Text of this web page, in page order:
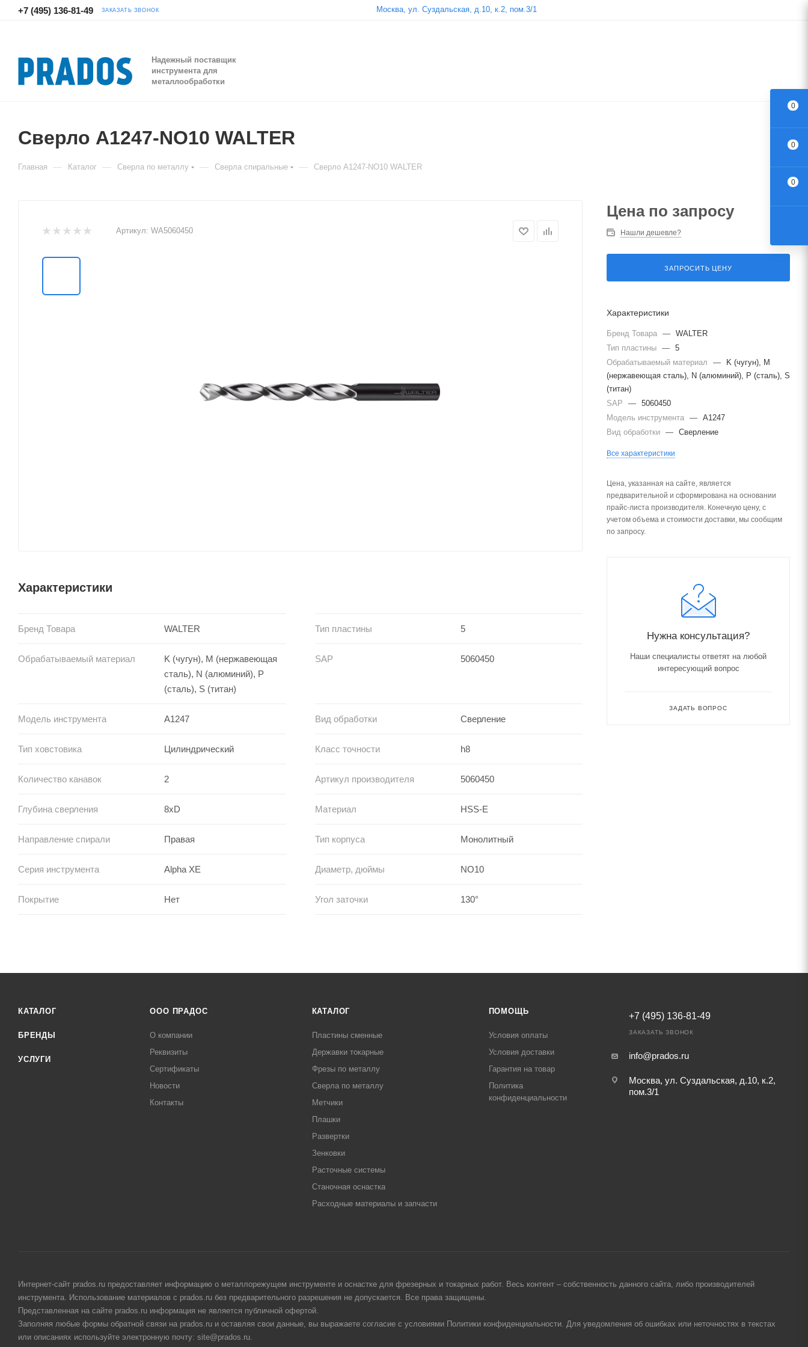
+7 (495) 136-81-49 ЗАКАЗАТЬ ЗВОНОК Москва, ул. Суздальская, д.10, к.2, пом.3/1
Надежный поставщик
инструмента для
металлообработки
Сверло A1247-NO10 WALTER
Главная — Каталог — Сверла по металлу — Сверла спиральные — Сверло A1247-NO10 WALTER
Артикул: WA5060450
Характеристики
Бренд Товара WALTER Тип пластины 5
Обрабатываемый материал
K (чугун), M (нержавеющая
сталь), N (алюминий), P
(сталь), S (титан)
SAP 5060450
Модель инструмента A1247 Вид обработки Сверление
Тип ховстовика Цилиндрический Класс точности h8
Количество канавок 2 Артикул производителя 5060450
Глубина сверления 8xD Материал HSS-E
Направление спирали Правая Тип корпуса Монолитный
Серия инструмента Alpha XE Диаметр, дюймы NO10
Покрытие Нет Угол заточки 130°
Цена по запросу
Нашли дешевле?
ЗАПРОСИТЬ ЦЕНУ
Характеристики
Бренд Товара — WALTER
Тип пластины — 5
Обрабатываемый материал
—
K (чугун), M
(нержавеющая сталь), N (алюминий), P (сталь), S
(титан)
SAP
— 5060450
Модель инструмента — A1247
Вид обработки — Сверление
Все характеристики
Цена, указанная на сайте, является
предварительной и сформирована на основании
прайс-листа производителя. Конечную цену, с
учетом объема и стоимости доставки, мы сообщим
по запросу.
Нужна консультация?
Наши специалисты ответят на любой
интересующий вопрос
ЗАДАТЬ ВОПРОС
КАТАЛОГ
БРЕНДЫ
УСЛУГИ
ООО ПРАДОС
О компании
Реквизиты
Сертификаты
Новости
Контакты
КАТАЛОГ
Пластины сменные
Державки токарные
Фрезы по металлу
Сверла по металлу
Метчики
Плашки
Развертки
Зенковки
Расточные системы
Станочная оснастка
Расходные материалы и запчасти
ПОМОЩЬ
Условия оплаты
Условия доставки
Гарантия на товар
Политика
конфиденциальности
+7 (495) 136-81-49
ЗАКАЗАТЬ ЗВОНОК
info@prados.ru
Москва, ул. Суздальская, д.10, к.2,
пом.3/1
Интернет-сайт prados.ru предоставляет информацию о металлорежущем инструменте и оснастке для фрезерных и токарных работ. Весь контент – собственность данного сайта, либо производителей
инструмента. Использование материалов с prados.ru без предварительного разрешения не допускается. Все права защищены.
Представленная на сайте prados.ru информация не является публичной офертой.
Заполняя любые формы обратной связи на prados.ru и оставляя свои данные, вы выражаете согласие с условиями Политики конфиденциальности. Для уведомления об ошибках или неточностях в текстах
или описаниях используйте электронную почту: site@prados.ru.
0
0
0